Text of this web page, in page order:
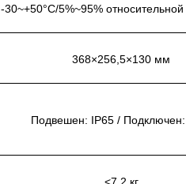
-30~+50°C/5%~95%
368×256,5×130 мм
Подвешен: IP65 /